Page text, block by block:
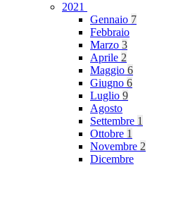
2021
Gennaio 7
Febbraio
Marzo 3
Aprile 2
Maggio 6
Giugno 6
Luglio 9
Agosto
Settembre 1
Ottobre 1
Novembre 2
Dicembre